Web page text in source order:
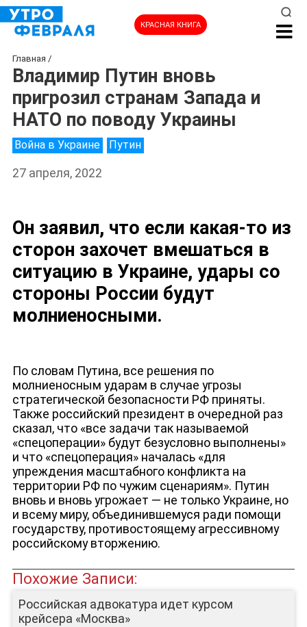
КРАСНАЯ КНИГА
НОВОСТИ
ДЕПУТАТЫ К СЪЕЗДУ
Главная /
Владимир Путин вновь
пригрозил странам Запада и
НАТО по поводу Украины
Война в Украине Путин
27 апреля, 2022
Он заявил, что если какая-то из
сторон захочет вмешаться в
ситуацию в Украине, удары со
стороны России будут
молниеносными.
По словам Путина, все решения по
молниеносным ударам в случае угрозы
стратегической безопасности РФ приняты.
Также российский президент в очередной раз
сказал, что «все задачи так называемой
«спецоперации» будут безусловно выполнены»
и что «спецоперация» началась «для
упреждения масштабного конфликта на
территории РФ по чужим сценариям». Путин
вновь и вновь угрожает — не только Украине, но
и всему миру, объединившемуся ради помощи
государству, противостоящему агрессивному
российскому вторжению.
Похожие Записи:
Российская адвокатура идет курсом
крейсера «Москва»